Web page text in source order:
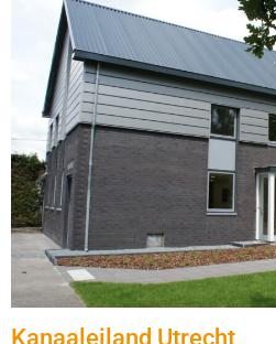
Kanaaleiland Utrecht